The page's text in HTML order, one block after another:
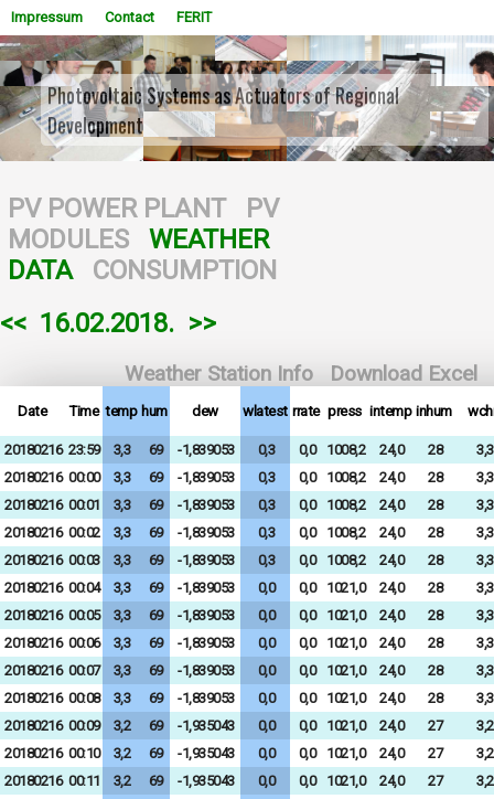
Impressum Contact FERIT
WOWSlider.com
Photovoltaic Systems as Actuators of Regional
Development
PV POWER PLANT
PV
MODULES
WEATHER
DATA
CONSUMPTION
<< 16.02.2018. >>
Download Excel
Weather Station Info
Date Time temp hum dew wlatest rrate press intemp inhum
20180216 23:59 3,3 69 -1,839053 0,3 0,0 1008,2 24,0 28
3,3
20180216 00:00 3,3 69 -1,839053 0,3 0,0 1008,2 24,0 28
3,3
20180216 00:01 3,3 69 -1,839053 0,3 0,0 1008,2 24,0 28
3,3
20180216 00:02 3,3 69 -1,839053 0,3 0,0 1008,2 24,0 28
3,3
20180216 00:03 3,3 69 -1,839053 0,3 0,0 1008,2 24,0 28
3,3
20180216 00:04 3,3 69 -1,839053 0,0 0,0 1021,0 24,0 28
3,3
20180216 00:05 3,3 69 -1,839053 0,0 0,0 1021,0 24,0 28
3,3
20180216 00:06 3,3 69 -1,839053 0,0 0,0 1021,0 24,0 28
3,3
20180216 00:07 3,3 69 -1,839053 0,0 0,0 1021,0 24,0 28
3,3
20180216 00:08 3,3 69 -1,839053 0,0 0,0 1021,0 24,0 28
3,3
20180216 00:09 3,2 69 -1,935043 0,0 0,0 1021,0 24,0 27
3,2
20180216 00:10 3,2 69 -1,935043 0,0 0,0 1021,0 24,0 27
3,2
20180216 00:11 3,2 69 -1,935043 0,0 0,0 1021,0 24,0 27
3,2